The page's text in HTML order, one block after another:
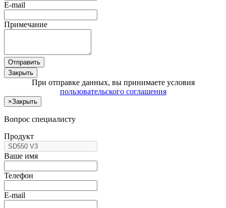
E-mail
Примечание
Отправить
Закрыть
При отправке данных, вы принимаете условия
пользовательского соглашения
×Закрыть
Вопрос специалисту
Продукт
Ваше имя
Телефон
E-mail